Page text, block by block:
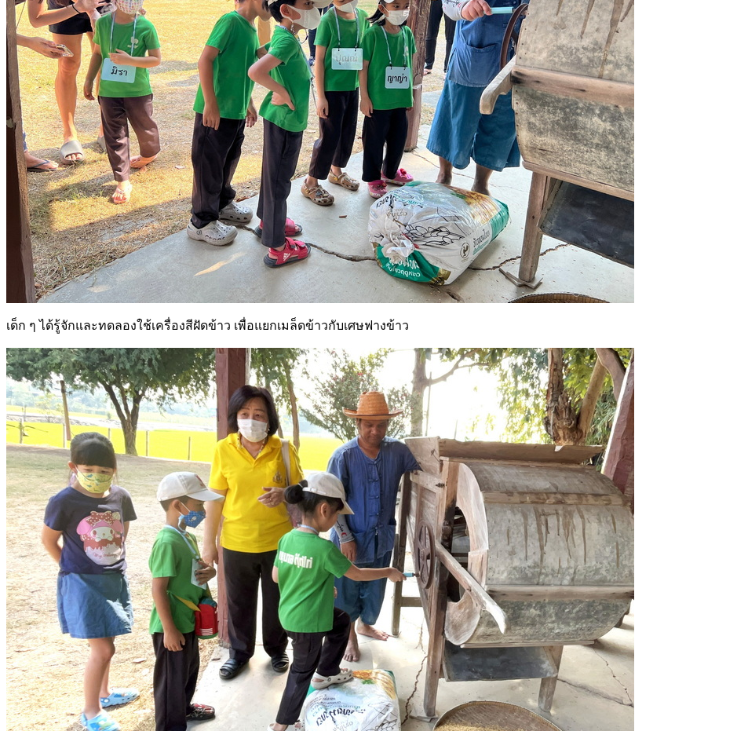
เด็ก ๆ ได้รู้จักและทดลองใช้เครื่องสีฝัดข้าว เพื่อแยกเมล็ดข้าวกับเศษฟางข้าว